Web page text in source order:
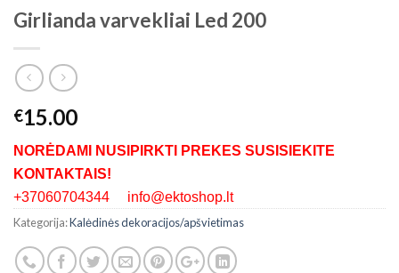
Girlianda varvekliai Led 200
€15.00
NORĖDAMI NUSIPIRKTI PREKES SUSISIEKITE
KONTAKTAIS!
+37060704344 info@ektoshop.lt
Kategorija:Kalėdinės dekoracijos/apšvietimas